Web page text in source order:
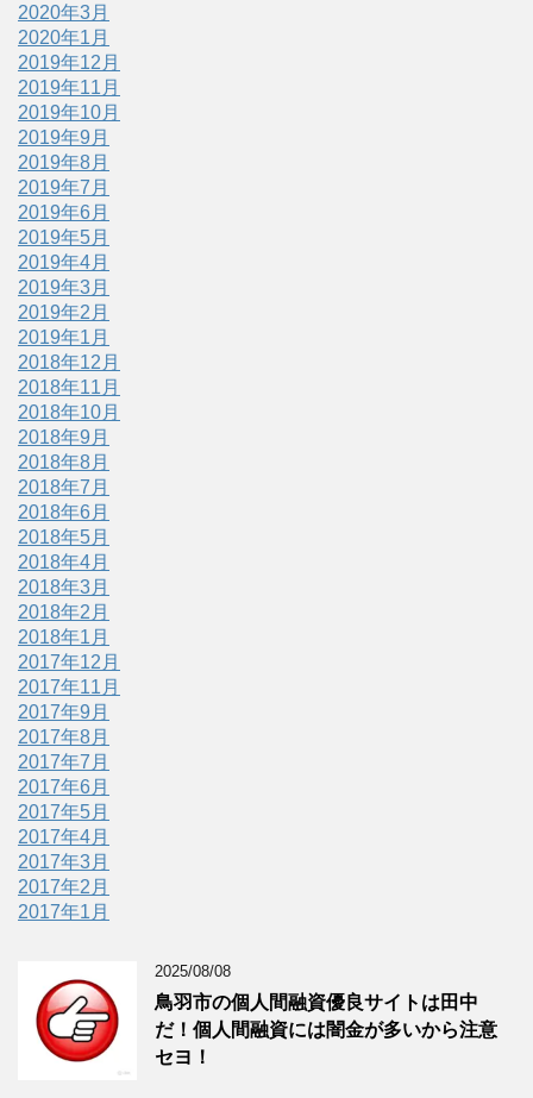
2020年3月
2020年1月
2019年12月
2019年11月
2019年10月
2019年9月
2019年8月
2019年7月
2019年6月
2019年5月
2019年4月
2019年3月
2019年2月
2019年1月
2018年12月
2018年11月
2018年10月
2018年9月
2018年8月
2018年7月
2018年6月
2018年5月
2018年4月
2018年3月
2018年2月
2018年1月
2017年12月
2017年11月
2017年9月
2017年8月
2017年7月
2017年6月
2017年5月
2017年4月
2017年3月
2017年2月
2017年1月
2025/08/08
鳥羽市の個人間融資優良サイトは田中
だ！個人間融資には闇金が多いから注意
セヨ！